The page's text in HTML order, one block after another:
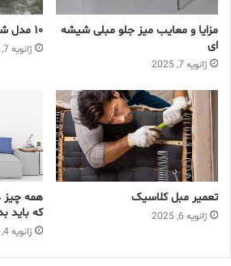
ا
ر
د
ک
د
مزایا و معایب میز جلو مبلی شیشه
ای
ژانویه 7, 2025
۱۰ مدل شیک میز عسلی شیشه ای
ژانویه 7, 2025
تعمیر مبل کلاسیک
ژانویه 6, 2025
همه چیز
که باید
ژانویه 4, 2025